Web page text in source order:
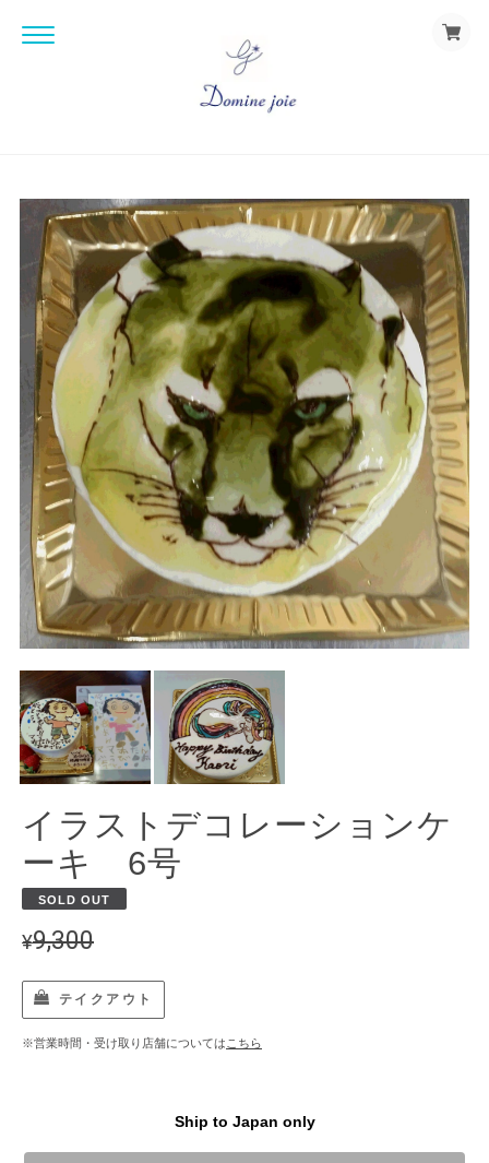
イラストデコレーションケ
ーキ 6号
SOLD OUT
¥9,300
テイクアウト
※営業時間・受け取り店舗については こちら
Ship to Japan only